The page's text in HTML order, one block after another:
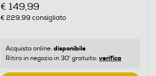
€ 149,99
€ 229,99 consigliato
Acquisto online: disponibile
Ritiro in negozio in 30' gratuito: verifica